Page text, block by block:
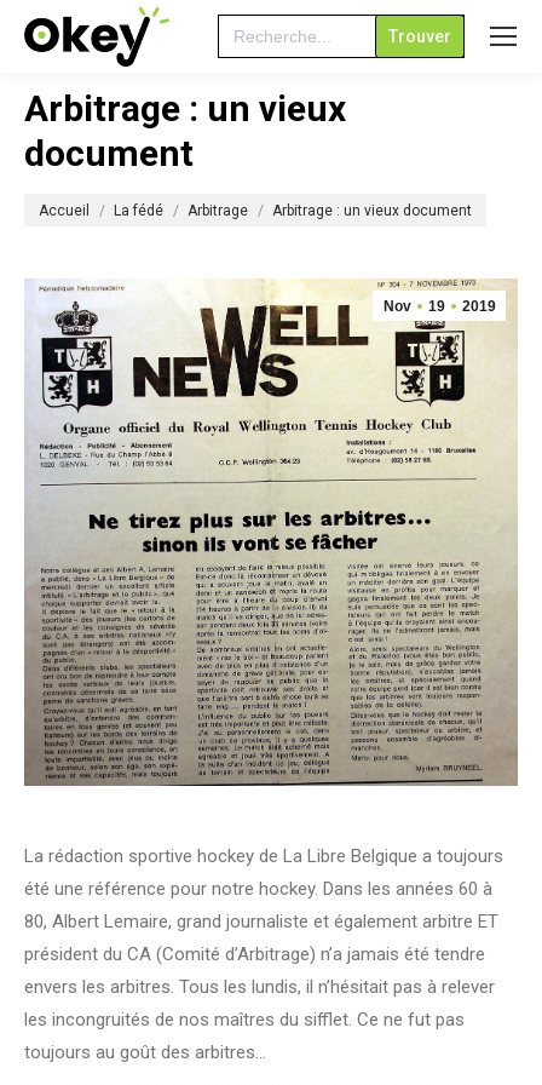
Search
for:
Arbitrage : un vieux
document
Accueil La fédé Arbitrage Arbitrage : un vieux document
Nov 19 2019
La rédaction sportive hockey de La Libre Belgique a toujours
été une référence pour notre hockey. Dans les années 60 à
80, Albert Lemaire, grand journaliste et également arbitre ET
président du CA (Comité d’Arbitrage) n’a jamais été tendre
envers les arbitres. Tous les lundis, il n’hésitait pas à relever
les incongruités de nos maîtres du sifflet. Ce ne fut pas
toujours au goût des arbitres…